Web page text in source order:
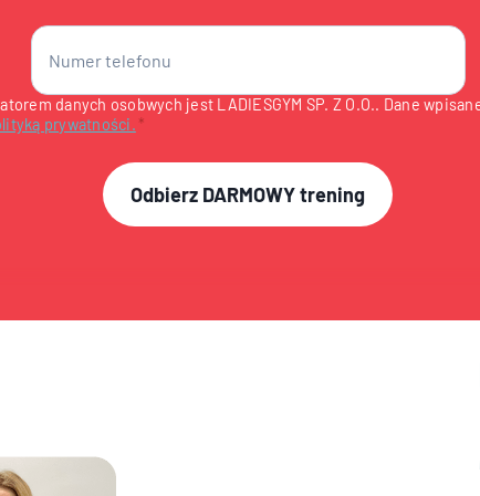
danych osobwych jest LADIESGYM SP. Z O.O.. Dane
prywatności. *
Odbierz DARMOWY trening